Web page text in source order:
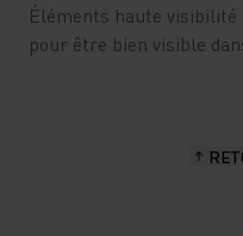
Éléments haute
pour être bien visible